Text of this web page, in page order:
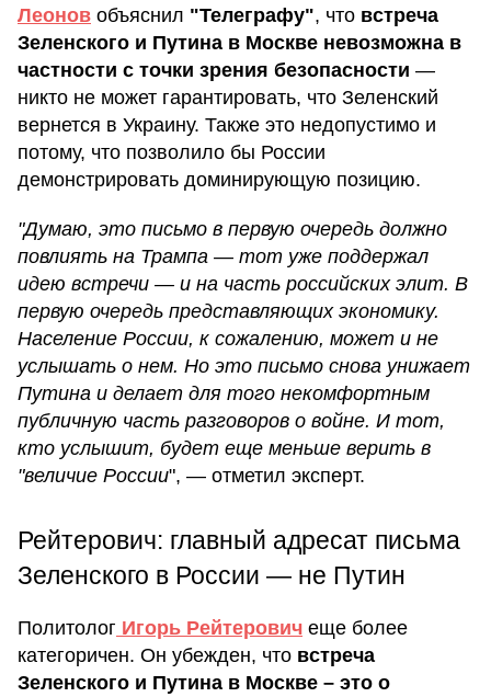
Леонов объяснил "Телеграфу", что встреча
Зеленского и Путина в Москве невозможна в
частности с точки зрения безопасности —
никто не может гарантировать, что Зеленский
вернется в Украину. Также это недопустимо и
потому, что позволило бы России
демонстрировать доминирующую позицию.
"Думаю, это письмо в первую очередь должно
повлиять на Трампа — тот уже поддержал
идею встречи — и на часть российских элит. В
первую очередь представляющих экономику.
Население России, к сожалению, может и не
услышать о нем. Но это письмо снова унижает
Путина и делает для того некомфортным
публичную часть разговоров о войне. И тот,
кто услышит, будет еще меньше верить в
"величие России", — отметил эксперт.
Рейтерович: главный адресат письма
Зеленского в России — не Путин
Политолог Игорь Рейтерович еще более
категоричен. Он убежден, что встреча
Зеленского и Путина в Москве – это о